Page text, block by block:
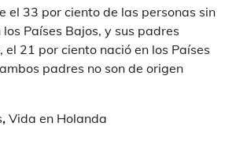
el 33 por ciento de las personas sin
Países Bajos, y sus padres
21 por ciento nació en los Países
padres no son de origen
, Vida en Holanda